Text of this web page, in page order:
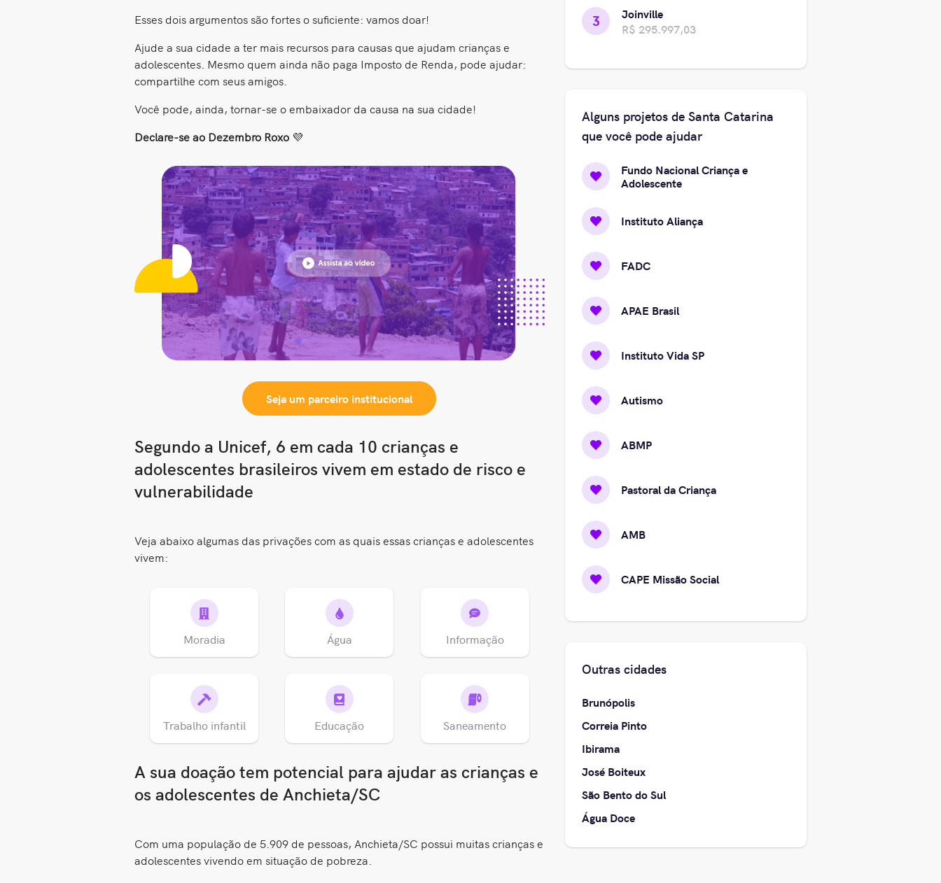
Esses dois argumentos são fortes o suficiente: vamos doar!
Ajude a sua cidade a ter mais recursos para causas que ajudam crianças e
adolescentes. Mesmo quem ainda não paga Imposto de Renda, pode ajudar:
compartilhe com seus amigos.
Você pode, ainda, tornar-se o embaixador da causa na sua cidade!
Declare-se ao Dezembro Roxo 💜
Seja um parceiro institucional
Segundo a Unicef, 6 em cada 10 crianças e
adolescentes brasileiros vivem em estado de risco e
vulnerabilidade
Veja abaixo algumas das privações com as quais essas crianças e adolescentes
vivem:
Moradia Água Informação
Trabalho infantil Educação Saneamento
A sua doação tem potencial para ajudar as crianças e
os adolescentes de Anchieta/SC
Com uma população de 5.909 de pessoas, Anchieta/SC possui muitas crianças e
adolescentes vivendo em situação de pobreza.
3
Joinville
R$ 295.997,03
Alguns projetos de Santa Catarina
que você pode ajudar
Fundo Nacional Criança e
Adolescente
Instituto Aliança
FADC
APAE Brasil
Instituto Vida SP
Autismo
ABMP
Pastoral da Criança
AMB
CAPE Missão Social
Outras cidades
Brunópolis
Correia Pinto
Ibirama
José Boiteux
São Bento do Sul
Água Doce